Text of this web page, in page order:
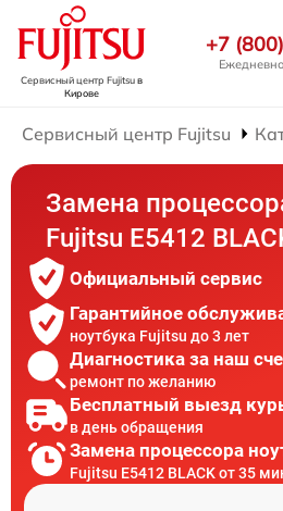
Сервисный центр Fujitsuв
Кирове
+7
Сервисный центр Fujitsu
Замена
Fujitsu E5412
Официальный сервис
Гарантийное
ноутбука Fujitsu до 3 лет
Диагностика за наш
ремонт по желанию
Бесплатный выезд
в день обращения
Замена процессора
Fujitsu E5412 BLACK от 35